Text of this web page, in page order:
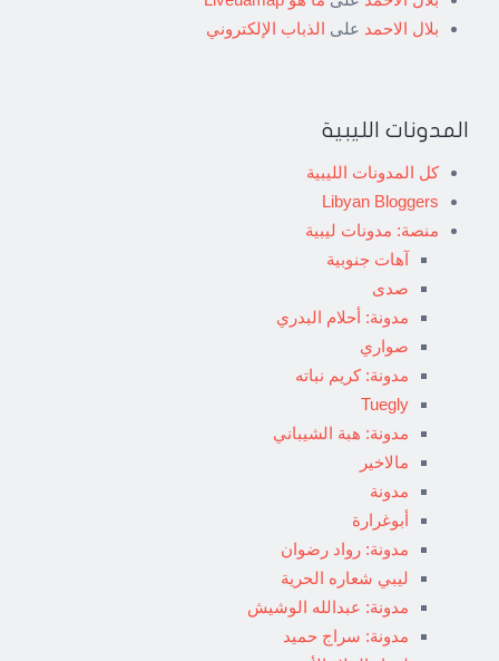
بلال الاحمد على الذباب الإلكتروني
المدونات الليبية
كل المدونات الليبية
Libyan Bloggers
منصة: مدونات ليبية
آهات جنوبية
صدى
مدونة: أحلام البدري
صواري
مدونة: كريم نباته
Tuegly
مدونة: هبة الشيباني
مالاخير
مدونة
أبوغرارة
مدونة: رواد رضوان
ليبي شعاره الحرية
مدونة: عبدالله الوشيش
مدونة: سراج حميد